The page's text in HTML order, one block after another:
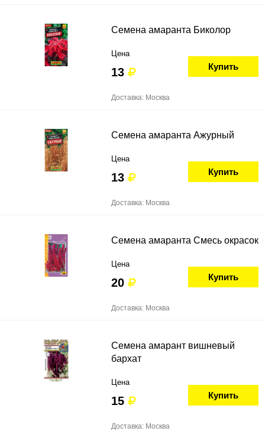
Семена амаранта Биколор
Цена
13 Купить
Доставка: Москва
Семена амаранта Ажурный
Цена
13 Купить
Доставка: Москва
Семена амаранта Смесь окрасок
Цена
20 Купить
Доставка: Москва
Семена амарант вишневый
бархат
Цена
15 Купить
Доставка: Москва